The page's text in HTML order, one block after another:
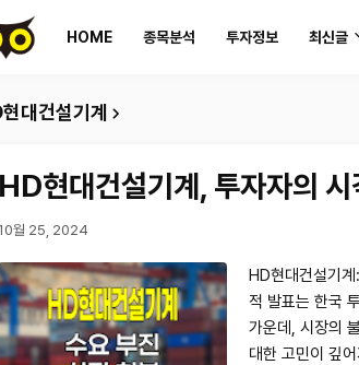
HOME 종목분석 투자정보 최신글
대건설기계
HD현대건설기계, 투자자의
월 25, 2024
HD현대건설기
적 발표는 한국
가운데, 시장의
대한 고민이 깊